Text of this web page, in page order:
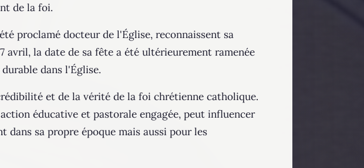
de la foi​​​​.
proclamé docteur de l'Église, reconnaissent sa
la date de sa fête a été ultérieurement ramenée
dans l'Église​​​​.
et de la vérité de la foi chrétienne catholique.
éducative et pastorale engagée, peut influencer
sa propre époque mais aussi pour les